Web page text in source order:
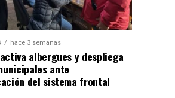
hace 3 semanas
albergues y despliega
ante
del sistema frontal